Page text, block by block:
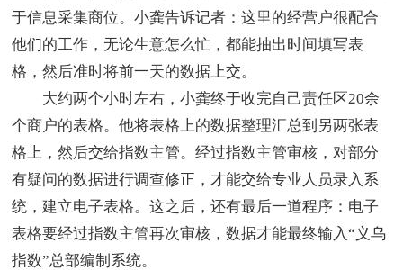
于信息采集商位。小龚告诉记者：这里的经营户很配合
他们的工作，无论生意怎么忙，都能抽出时间填写表
格，然后准时将前一天的数据上交。
大约两个小时左右，小龚终于收完自己责任区20余
个商户的表格。他将表格上的数据整理汇总到另两张表
格上，然后交给指数主管。经过指数主管审核，对部分
有疑问的数据进行调查修正，才能交给专业人员录入系
统，建立电子表格。这之后，还有最后一道程序：电子
表格要经过指数主管再次审核，数据才能最终输入“义乌
指数”总部编制系统。